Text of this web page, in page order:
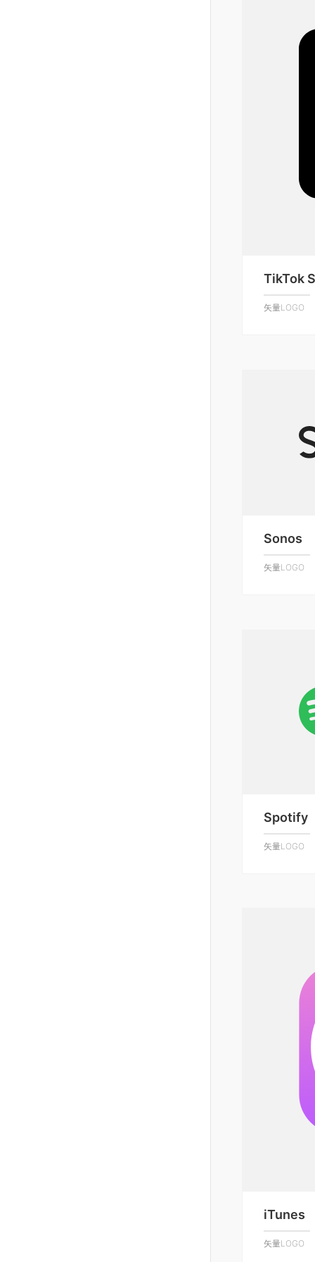
TikTok
矢量LOGO
Sonos
矢量LOGO
Spotify
矢量LOGO
iTunes
矢量LOGO